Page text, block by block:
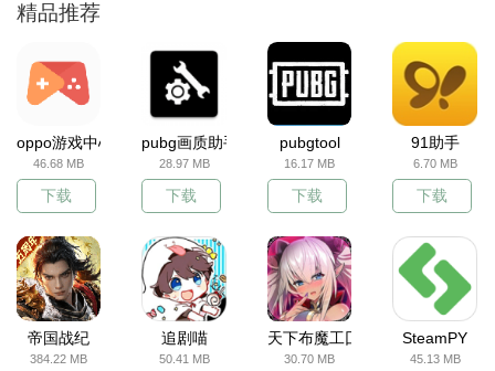
精品推荐
oppo游戏中心
46.68 MB
下载
pubg画质助手
28.97 MB
下载
pubgtool
16.17 MB
下载
91助手
6.70 MB
下载
帝国战纪
384.22 MB
追剧喵
50.41 MB
天下布魔工囗服
30.70 MB
SteamPY
45.13 MB